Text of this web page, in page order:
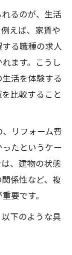
るのが、生活
えば、家賃や
る職種の求人
ます。こうし
活を体験する
比較すること
リフォーム費
たというケー
、建物の状態
係性など、複
要です。
下のような具